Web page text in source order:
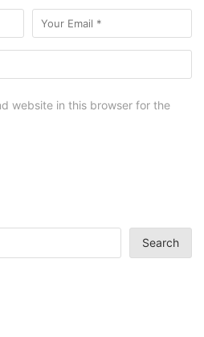
website in this browser for the
Search